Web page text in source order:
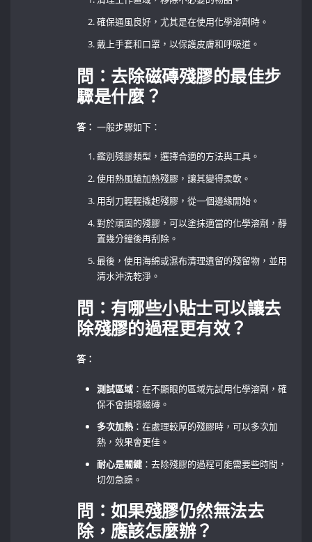
確保通風良好，尤其是在使用化學溶劑時。
戴上手套和口罩，以保護皮膚和呼吸道。
問：去除磁磚殘膠的最佳步
驟是什麼？
答： 一般步驟如下：
鑑別殘膠類型，選擇合適的方法與工具。
使用熱風槍加熱殘膠，讓其變得柔軟。
用刮刀輕輕撬起殘膠，從一個邊緣開始。
對於頑固的殘膠，可以塗抹適當的化學溶劑，靜
置幾分鐘後再刮除。
最後，使用海綿或濕布清理遺留的殘留物，並用
清水沖洗乾淨。
問：有哪些小貼士可以讓去
除殘膠的過程更有效？
答：
測試區域 ：在不顯眼的區域先試用化學溶劑，確
保不會損壞磁磚。
多次加熱：在處理較厚的殘膠時，可以多次加
熱，效果會更佳。
耐心是關鍵 ：去除殘膠的過程可能需要些時間，
切勿急躁。
問：如果殘膠仍然無法去
除，應該怎麼辦？